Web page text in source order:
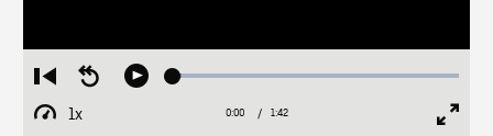
Restart
from
beginning
Seek
Play Loaded:
1x
Playback
Current
0:00 / Duration
1:42